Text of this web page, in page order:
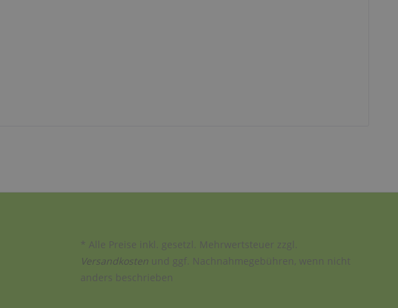
* Alle Preise inkl. gesetzl. Mehrwertsteuer zzgl.
Versandkosten und ggf. Nachnahmegebühren, wenn nicht
anders beschrieben